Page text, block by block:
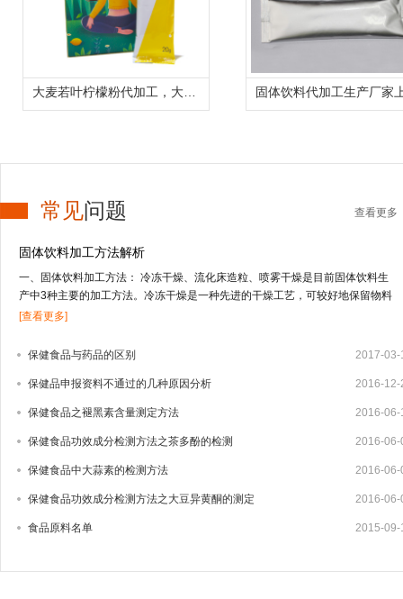
常见问题 查看更多
固体饮料加工方法解析
一、固体饮料加工方法： 冷冻干燥、流化床造粒、喷雾干燥是目前固体饮料生
产中3种主要的加工方法。冷冻干燥是一种先进的干燥工艺，可较好地保留物料
的营养及风味成分，但投资高，应用受到限制；流化床造粒适合于低果汁或不含
热温度低、时间短，能较好地保留物料的营养及风味成分。固体饮料的其它加工
结成固体的冰，在真空条件下，使水直接升华变成水蒸汽逸出，从而把水从物料
法生产固体饮料还很少，只有少部分附加值较高的产品如速溶茶粉、咖啡粉中应
用。2、流化床造粒 造粒技术有湿法造粒、干法造粒、快速搅拌制粒技术以及流
干燥等3个步骤在密闭容器内一次完成的新型制粒技术，可大大减少辅料量，制
出的颗粒大小均匀，效果好。1959年，美国威斯康星州的Wurster博士首先提出
于20世纪80年代相...
[查看更多]
保健食品与药品的区别 2017-03-
保健品申报资料不通过的几种原因分析 2016-12-
保健食品之褪黑素含量测定方法 2016-06-
保健食品功效成分检测方法之茶多酚的检测 2016-06-
保健食品中大蒜素的检测方法 2016-06-
保健食品功效成分检测方法之大豆异黄酮的测定 2016-06-
食品原料名单 2015-09-